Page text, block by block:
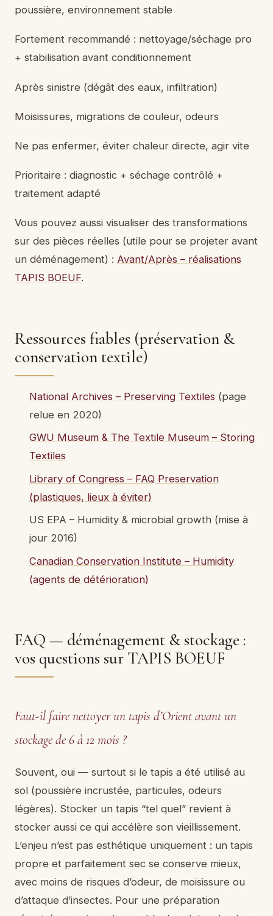
poussière, environnement stable
Fortement recommandé : nettoyage/séchage pro
+ stabilisation avant conditionnement
Après sinistre (dégât des eaux, infiltration)
Moisissures, migrations de couleur, odeurs
Ne pas enfermer, éviter chaleur directe, agir vite
Prioritaire : diagnostic + séchage contrôlé +
traitement adapté
Vous pouvez aussi visualiser des transformations
sur des pièces réelles (utile pour se projeter avant
un déménagement) : Avant/Après – réalisations
TAPIS BOEUF.
Ressources fiables (préservation &
conservation textile)
National Archives – Preserving Textiles (page
relue en 2020)
GWU Museum & The Textile Museum – Storing
Textiles
Library of Congress – FAQ Preservation
(plastiques, lieux à éviter)
US EPA – Humidity & microbial growth (mise à
jour 2016)
Canadian Conservation Institute – Humidity
(agents de détérioration)
FAQ — déménagement & stockage :
vos questions sur TAPIS BOEUF
Faut-il faire nettoyer un tapis d’Orient avant un
stockage de 6 à 12 mois ?
Souvent, oui — surtout si le tapis a été utilisé au
sol (poussière incrustée, particules, odeurs
légères). Stocker un tapis “tel quel” revient à
stocker aussi ce qui accélère son vieillissement.
L’enjeu n’est pas esthétique uniquement : un tapis
propre et parfaitement sec se conserve mieux,
avec moins de risques d’odeur, de moisissure ou
d’attaque d’insectes. Pour une préparation